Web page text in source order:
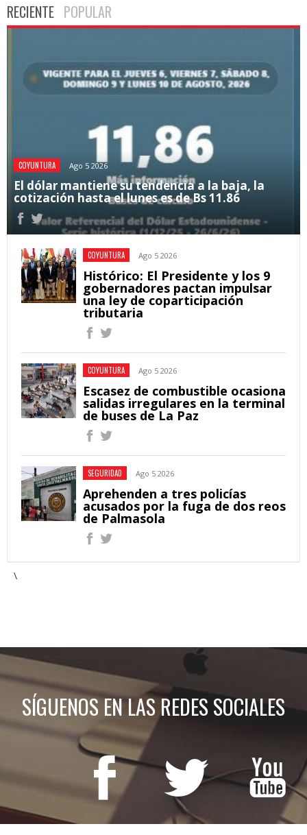
RECIENTE POPULAR
COYUNTURA Ago 5 2026
El dólar mantiene su tendencia a la baja, la
cotización hasta el lunes es de Bs 11.86
COYUNTURA Ago 5 2026
Histórico: El Presidente y los 9
gobernadores pactan impulsar
una ley de coparticipación
tributaria
COYUNTURA Ago 5 2026
Escasez de combustible ocasiona
salidas irregulares en la terminal
de buses de La Paz
SEGURIDAD Ago 5 2026
Aprehenden a tres policías
acusados por la fuga de dos reos
de Palmasola
\
SÍGUENOS EN LAS REDES SOCIALES